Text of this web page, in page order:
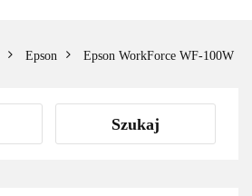
Epson Epson WorkForce WF-100W
Szukaj